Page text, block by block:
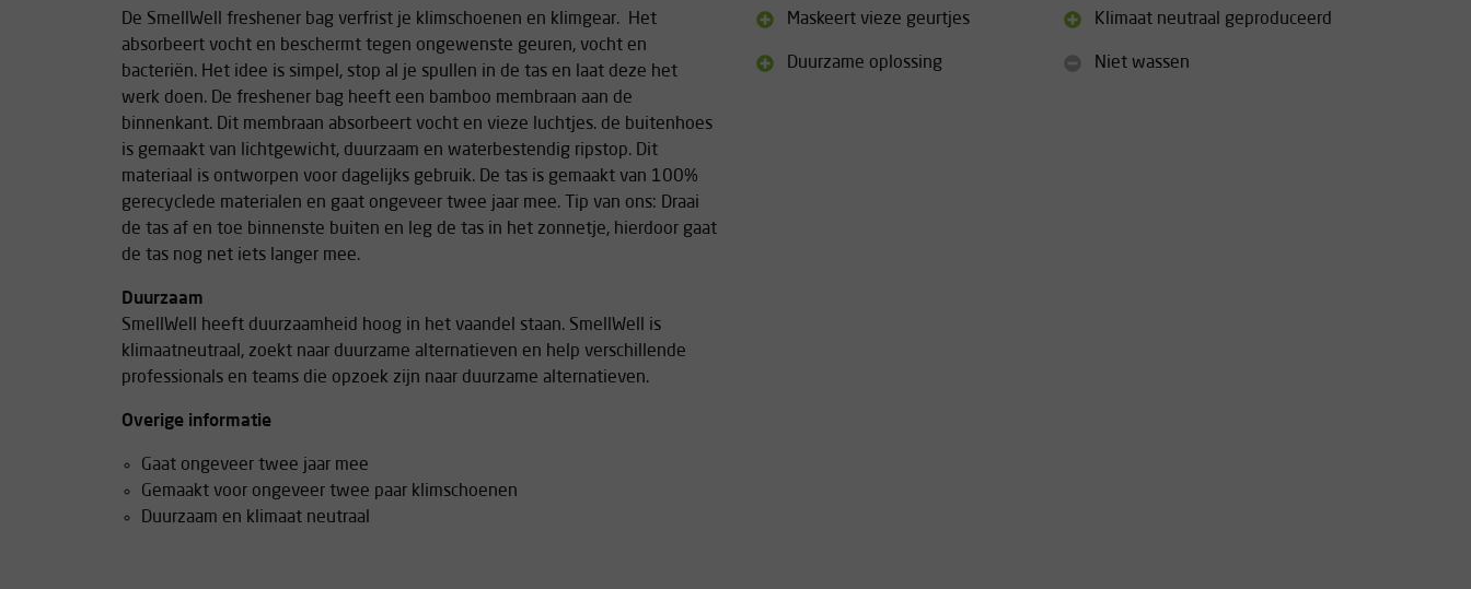
De SmellWell freshener bag verfrist je klimschoenen en klimgear. Het
absorbeert vocht en beschermt tegen ongewenste geuren, vocht en
bacteriën. Het idee is simpel, stop al je spullen in de tas en laat deze het
werk doen. De freshener bag heeft een bamboo membraan aan de
binnenkant. Dit membraan absorbeert vocht en vieze luchtjes. de buitenhoes
is gemaakt van lichtgewicht, duurzaam en waterbestendig ripstop. Dit
materiaal is ontworpen voor dagelijks gebruik. De tas is gemaakt van 100%
gerecyclede materialen en gaat ongeveer twee jaar mee. Tip van ons: Draai
de tas af en toe binnenste buiten en leg de tas in het zonnetje, hierdoor gaat
de tas nog net iets langer mee.
Duurzaam
SmellWell heeft duurzaamheid hoog in het vaandel staan. SmellWell is
klimaatneutraal, zoekt naar duurzame alternatieven en help verschillende
professionals en teams die opzoek zijn naar duurzame alternatieven.
Overige informatie
Gaat ongeveer twee jaar mee
Gemaakt voor ongeveer twee paar klimschoenen
Duurzaam en klimaat neutraal
Maskeert vieze geurtjes
Duurzame oplossing
Klimaat neutraal geproduceerd
Niet wassen